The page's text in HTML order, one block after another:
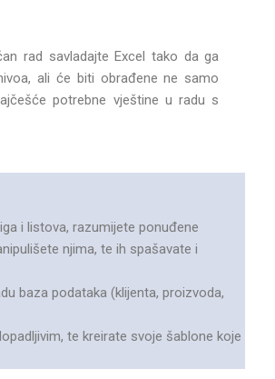
rad savladajte Excel tako da ga
ali će biti obrađene ne samo
potrebne vještine u radu s
i listova, razumijete ponuđene
njima, te ih spašavate i
baza podataka (klijenta, proizvoda,
te kreirate svoje šablone koje